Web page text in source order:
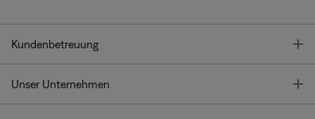
Kundenbetreuung
Unser Unternehmen